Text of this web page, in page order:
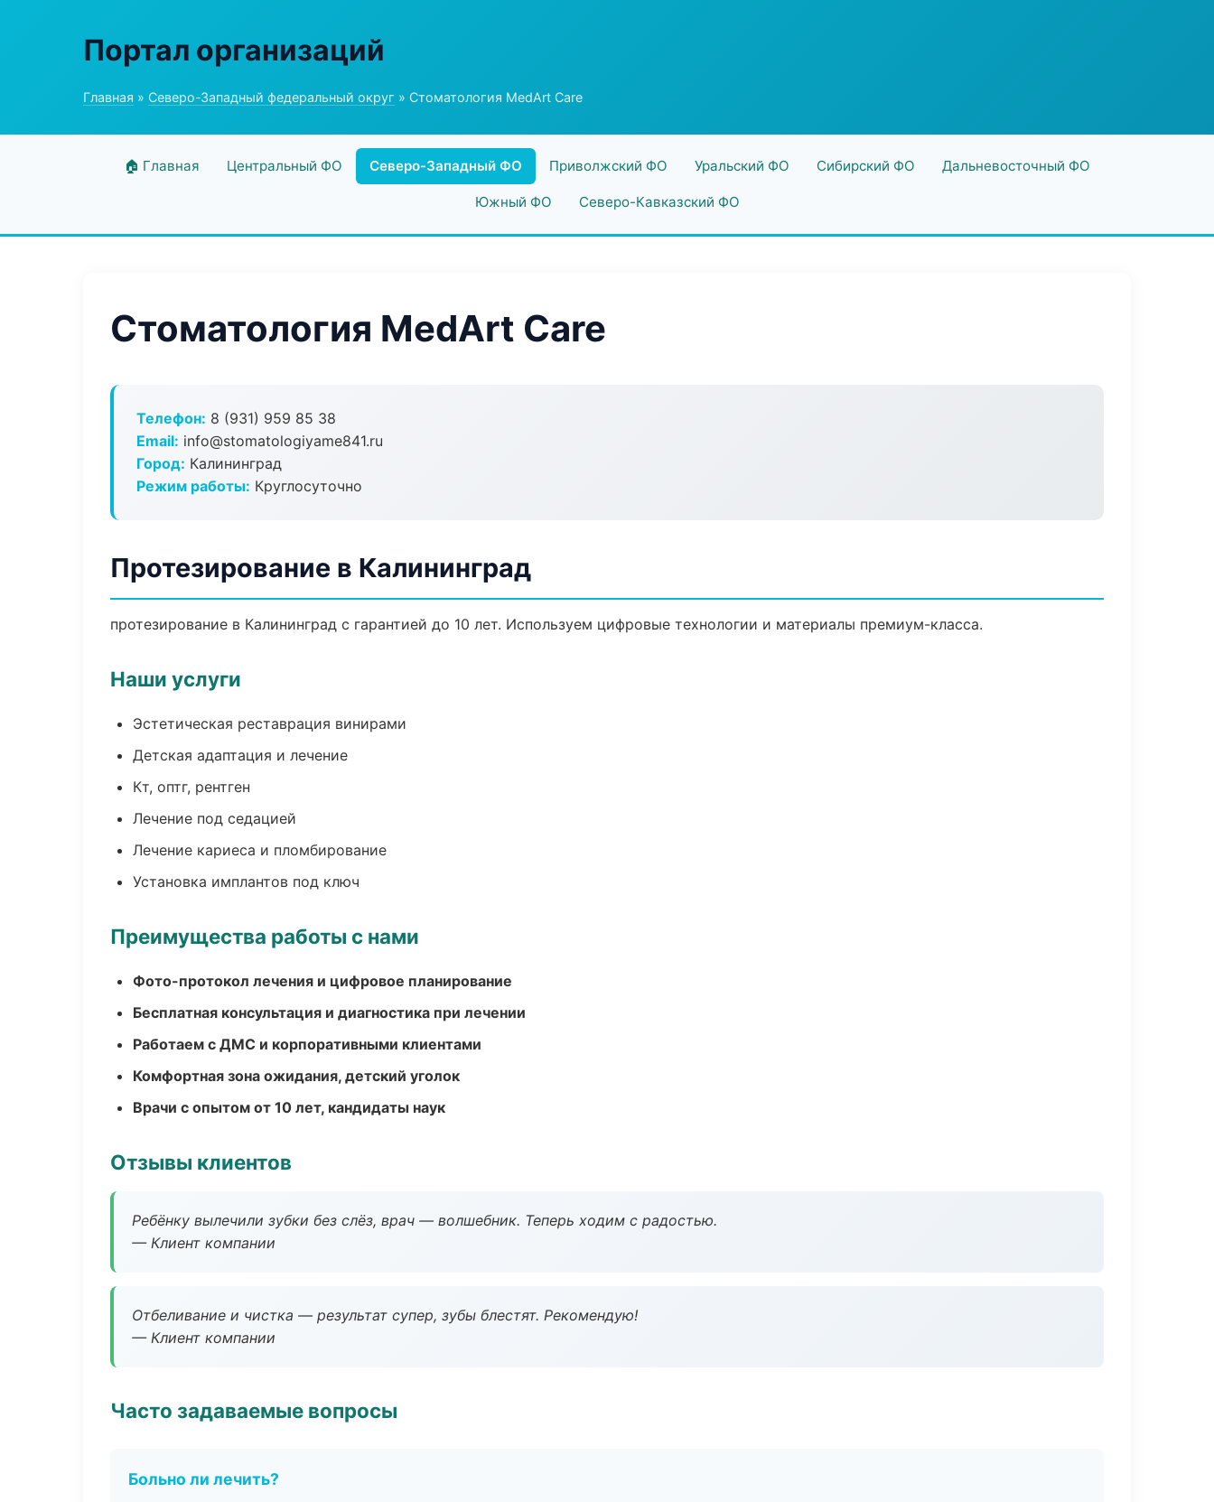
Портал организаций
Главная » Северо-Западный федеральный округ » Стоматология MedArt Care
🏠 Главная Центральный ФО Северо-Западный ФО Приволжский ФО Уральский ФО Сибирский ФО Дальневосточный ФО
Южный ФО Северо-Кавказский ФО
Стоматология MedArt Care
Телефон: 8 (931) 959 85 38
Email: info@stomatologiyame841.ru
Город: Калининград
Режим работы: Круглосуточно
Протезирование в Калининград
протезирование в Калининград с гарантией до 10 лет. Используем цифровые технологии и материалы премиум-класса.
Наши услуги
Эстетическая реставрация винирами
Детская адаптация и лечение
Кт, оптг, рентген
Лечение под седацией
Лечение кариеса и пломбирование
Установка имплантов под ключ
Преимущества работы с нами
Фото-протокол лечения и цифровое планирование
Бесплатная консультация и диагностика при лечении
Работаем с ДМС и корпоративными клиентами
Комфортная зона ожидания, детский уголок
Врачи с опытом от 10 лет, кандидаты наук
Отзывы клиентов
Ребёнку вылечили зубки без слёз, врач — волшебник. Теперь ходим с радостью.
— Клиент компании
Отбеливание и чистка — результат супер, зубы блестят. Рекомендую!
— Клиент компании
Часто задаваемые вопросы
Больно ли лечить?